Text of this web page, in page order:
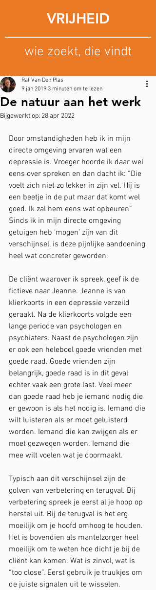
VRIJHEID
wie zoekt, die vindt
De natuur aan het werk
Raf Van Den Plas
9 jan 2019 3 minuten om te lezen
Bijgewerkt op: 28 apr 2022
Door omstandigheden heb ik in mijn
directe omgeving ervaren wat een
depressie is. Vroeger hoorde ik daar wel
eens over spreken en dan dacht ik: “Die
voelt zich niet zo lekker in zijn vel. Hij is
een beetje in de put maar dat komt wel
goed. Ik zal hem eens wat opbeuren”
Sinds ik in mijn directe omgeving
getuigen heb ‘mogen’ zijn van dit
verschijnsel, is deze pijnlijke aandoening
heel wat concreter geworden.
De cliënt waarover ik spreek, geef ik de
fictieve naar Jeanne. Jeanne is van
klierkoorts in een depressie verzeild
geraakt. Na de klierkoorts volgde een
lange periode van psychologen en
psychiaters. Naast de psychologen zijn
er ook een heleboel goede vrienden met
goede raad. Goede vrienden zijn
belangrijk, goede raad is in dit geval
echter vaak een grote last. Veel meer
dan goede raad heb je iemand nodig die
er gewoon is als het nodig is. Iemand die
wilt luisteren als er moet geluisterd
worden. Iemand die kan zwijgen als er
moet gezwegen worden. Iemand die
mee wilt voelen wat je doormaakt.
Typisch aan dit verschijnsel zijn de
golven van verbetering en terugval. Bij
verbetering spreek je eerst al je hoop op
herstel uit. Bij de terugval is het erg
moeilijk om je hoofd omhoog te houden.
Het is bovendien als mantelzorger heel
moeilijk om te weten hoe dicht je bij de
cliënt kan komen. Wat is zinvol, wat is
“too close”. Eerst gebruik je truukjes om
de juiste signalen uit te wisselen.